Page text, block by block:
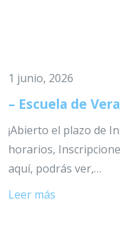
1 junio, 2026
– Escuela de
¡Abierto el plazo de
horarios,
aquí, podrás ver,…
Leer más